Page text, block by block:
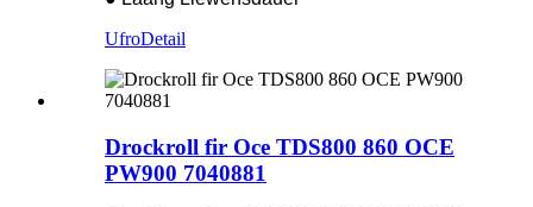
UfroDetail
Drockroll fir Oce TDS800 860 OCE
PW900 7040881